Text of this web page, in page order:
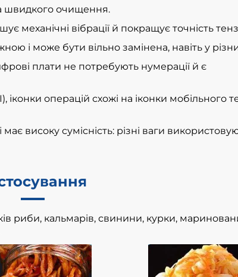
швидкого очищення.
механічні вібрації й покращує точність
і може бути вільно замінена, навіть у
плати не потребують нумерації й є
операцій схожі на іконки мобільного
високу сумісність: різні ваги
риби, кальмарів, свинини, курки,